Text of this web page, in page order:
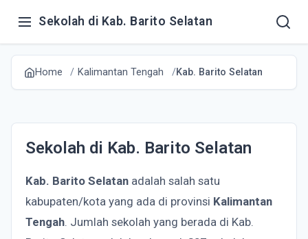
Sekolah di Kab. Barito Selatan
Home Kalimantan Tengah Kab. Barito Selatan
Sekolah di Kab. Barito Selatan
Kab. Barito Selatan adalah salah satu
kabupaten/kota yang ada di provinsi Kalimantan
Tengah. Jumlah sekolah yang berada di Kab.